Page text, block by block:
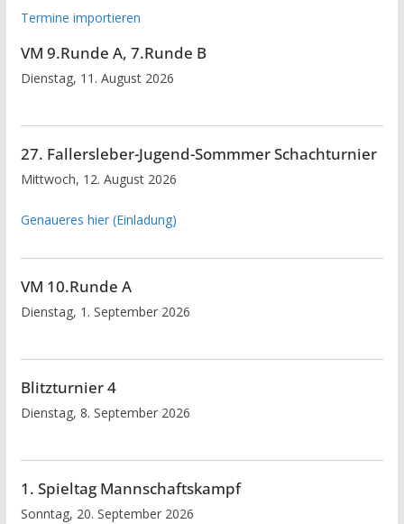
Termine importieren
VM 9.Runde A, 7.Runde B
Dienstag, 11. August 2026
27. Fallersleber-Jugend-Sommmer Schachturnier
Mittwoch, 12. August 2026
Genaueres hier (Einladung)
VM 10.Runde A
Dienstag, 1. September 2026
Blitzturnier 4
Dienstag, 8. September 2026
1. Spieltag Mannschaftskampf
Sonntag, 20. September 2026